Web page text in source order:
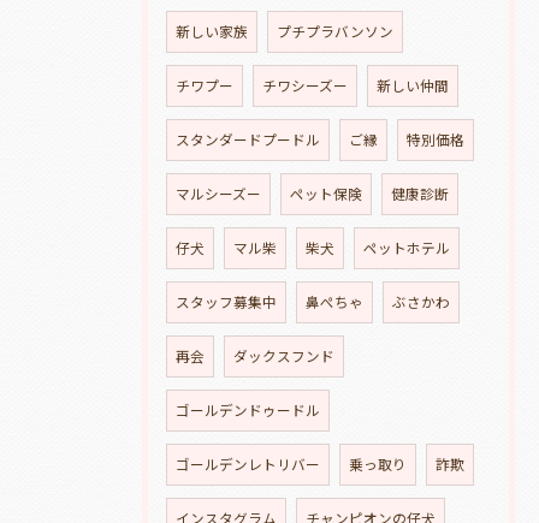
新しい家族 プチプラバンソン
チワプー チワシーズー 新しい仲間
スタンダードプードル ご縁 特別価格
マルシーズー ペット保険 健康診断
仔犬 マル柴 柴犬 ペットホテル
スタッフ募集中 鼻ぺちゃ ぶさかわ
再会 ダックスフンド
ゴールデンドゥードル
ゴールデンレトリバー 乗っ取り 詐欺
インスタグラム チャンピオンの仔犬